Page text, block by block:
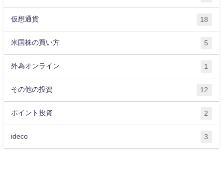
仮想通貨 18
米国株の買い方 5
外為オンライン 1
その他の投資 12
ポイント投資 2
ideco 3